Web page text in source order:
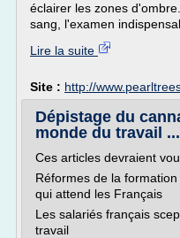
éclairer les zones
sang, l'examen
Lire la suite
Site : http://
Dépistage du
monde du travail ...
Ces articles devraient
Réformes de la
qui attend les Français
Les salariés français
travail